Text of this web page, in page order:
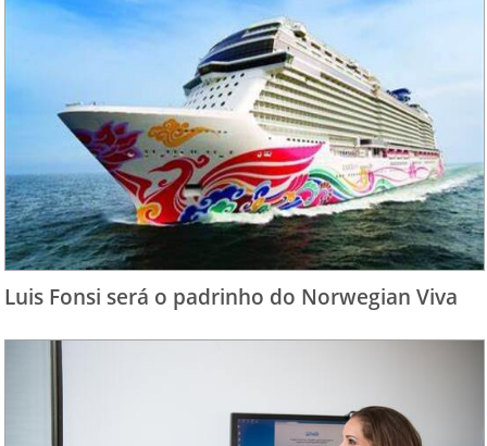
Luis Fonsi será o padrinho do Norwegian Viva